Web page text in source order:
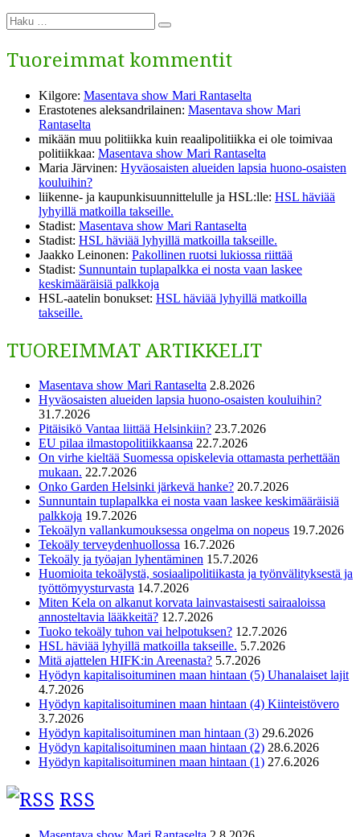
Etsi:
Haku
Tuoreimmat kommentit
Kilgore: Masentava show Mari Rantaselta
Erastotenes aleksandrilainen: Masentava show Mari
Rantaselta
mikään muu politiikka kuin reaalipolitiikka ei ole toimivaa
politiikkaa: Masentava show Mari Rantaselta
Maria Järvinen: Hyväosaisten alueiden lapsia huono-osaisten
kouluihin?
liikenne- ja kaupunkisuunnittelulle ja HSL:lle: HSL häviää
lyhyillä matkoilla takseille.
Stadist: Masentava show Mari Rantaselta
Stadist: HSL häviää lyhyillä matkoilla takseille.
Jaakko Leinonen: Pakollinen ruotsi lukiossa riittää
Stadist: Sunnuntain tuplapalkka ei nosta vaan laskee
keskimääräisiä palkkoja
HSL-aatelin bonukset: HSL häviää lyhyillä matkoilla
takseille.
TUOREIMMAT ARTIKKELIT
Masentava show Mari Rantaselta 2.8.2026
Hyväosaisten alueiden lapsia huono-osaisten kouluihin?
31.7.2026
Pitäisikö Vantaa liittää Helsinkiin? 23.7.2026
EU pilaa ilmastopolitiikkaansa 22.7.2026
On virhe kieltää Suomessa opiskelevia ottamasta perhettään
mukaan. 22.7.2026
Onko Garden Helsinki järkevä hanke? 20.7.2026
Sunnuntain tuplapalkka ei nosta vaan laskee keskimääräisiä
palkkoja 19.7.2026
Tekoälyn vallankumouksessa ongelma on nopeus 19.7.2026
Tekoäly terveydenhuollossa 16.7.2026
Tekoäly ja työajan lyhentäminen 15.7.2026
Huomioita tekoälystä, sosiaalipolitiikasta ja työnvälityksestä ja
työttömyysturvasta 14.7.2026
Miten Kela on alkanut korvata lainvastaisesti sairaaloissa
annosteltavia lääkkeitä? 12.7.2026
Tuoko tekoäly tuhon vai helpotuksen? 12.7.2026
HSL häviää lyhyillä matkoilla takseille. 5.7.2026
Mitä ajattelen HIFK:in Areenasta? 5.7.2026
Hyödyn kapitalisoituminen maan hintaan (5) Uhanalaiset lajit
4.7.2026
Hyödyn kapitalisoituminen maan hintaan (4) Kiinteistövero
3.7.2026
Hyödyn kapitalisoituminen man hintaan (3) 29.6.2026
Hyödyn kapitalisoituminen maan hintaan (2) 28.6.2026
Hyödyn kapitalisoituminen maan hintaan (1) 27.6.2026
RSS